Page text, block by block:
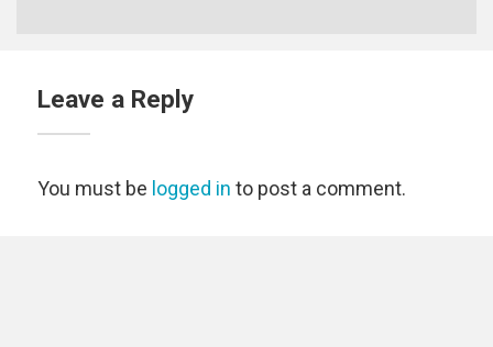
Leave a Reply
You must be logged in to post a comment.